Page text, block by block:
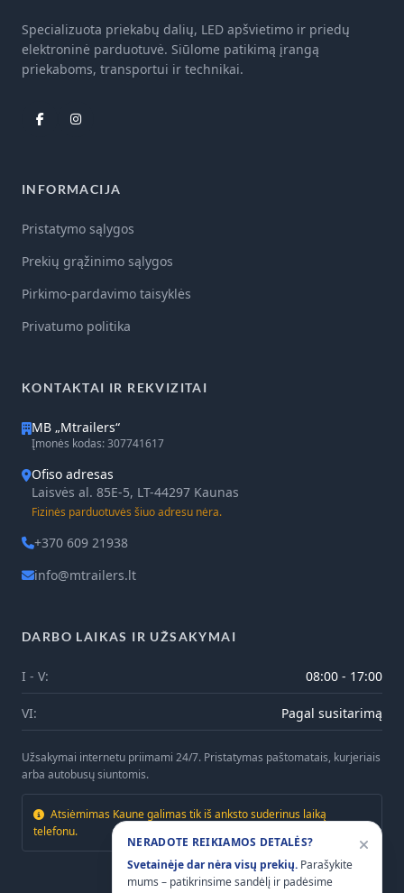
Specializuota priekabų dalių, LED apšvietimo ir priedų
elektroninė parduotuvė. Siūlome patikimą įrangą
priekaboms, transportui ir technikai.
INFORMACIJA
Pristatymo sąlygos
Prekių grąžinimo sąlygos
Pirkimo-pardavimo taisyklės
Privatumo politika
KONTAKTAI IR REKVIZITAI
MB „Mtrailers“
Įmonės kodas: 307741617
Ofiso adresas
Laisvės al. 85E-5, LT-44297 Kaunas
Fizinės parduotuvės šiuo adresu nėra.
+370 609 21938
info@mtrailers.lt
DARBO LAIKAS IR UŽSAKYMAI
I - V: 08:00 - 17:00
VI: Pagal susitarimą
Užsakymai internetu priimami 24/7. Pristatymas paštomatais, kurjeriais
arba autobusų siuntomis.
Atsiėmimas Kaune galimas tik iš anksto suderinus laiką
telefonu.
NERADOTE REIKIAMOS DETALĖS?
Svetainėje dar nėra visų prekių. Parašykite
mums – patikrinsime sandėlį ir padėsime